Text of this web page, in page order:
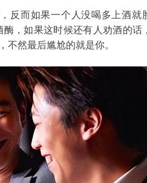
反而如果一个人没喝多上酒就
，如果这时候还有人劝酒的话
然最后尴尬的就是你。